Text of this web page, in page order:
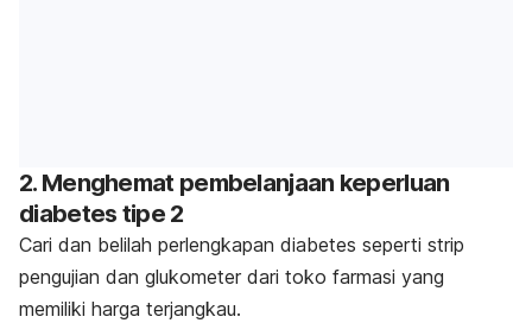
2. Menghemat pembelanjaan keperluan
diabetes tipe 2
Cari dan belilah perlengkapan diabetes seperti strip
pengujian dan glukometer dari toko farmasi yang
memiliki harga terjangkau.